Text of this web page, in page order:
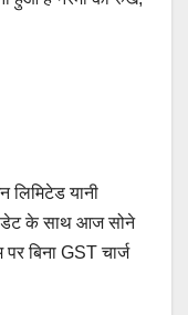
लिमिटेड यानी
के साथ आज सोने
बिना GST चार्ज